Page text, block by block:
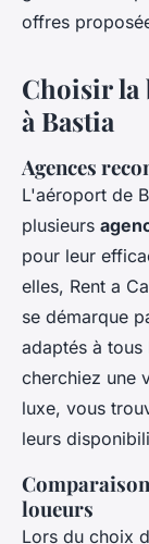
offres
Choisir la
à Bastia
Agences
L'aéroport de
plusieurs
pour leur
elles, Rent a
se démarque
adaptés à tous
cherchiez une
luxe, vous
leurs
loueurs
Lors du choix